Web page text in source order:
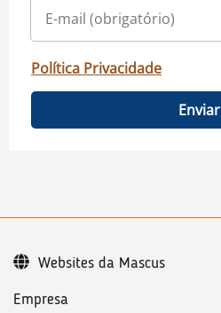
Política Privacidade
Enviar
Empresa
Websites da Mascus